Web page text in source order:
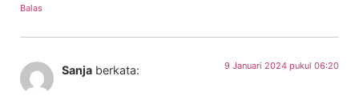
Balas
Sanja berkata: 9 Januari 2024 pukul 06:20